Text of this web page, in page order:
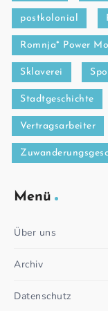
postkolonial
Romnja* Power
Sklaverei
Stadtgeschichte
Vertragsarbeiter
Menü
Über uns
Archiv
Datenschutz